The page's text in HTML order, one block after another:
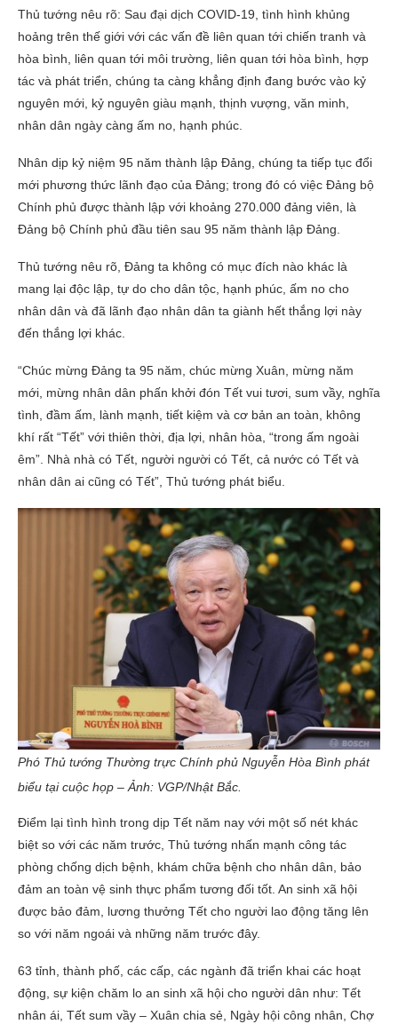
Thủ tướng nêu rõ: Sau đại dịch COVID-19, tình hình khủng
hoảng trên thế giới với các vấn đề liên quan tới chiến tranh và
hòa bình, liên quan tới môi trường, liên quan tới hòa bình, hợp
tác và phát triển, chúng ta càng khẳng định đang bước vào kỷ
nguyên mới, kỷ nguyên giàu mạnh, thịnh vượng, văn minh,
nhân dân ngày càng ấm no, hạnh phúc.
Nhân dịp kỷ niệm 95 năm thành lập Đảng, chúng ta tiếp tục đổi
mới phương thức lãnh đạo của Đảng; trong đó có việc Đảng bộ
Chính phủ được thành lập với khoảng 270.000 đảng viên, là
Đảng bộ Chính phủ đầu tiên sau 95 năm thành lập Đảng.
Thủ tướng nêu rõ, Đảng ta không có mục đích nào khác là
mang lại độc lập, tự do cho dân tộc, hạnh phúc, ấm no cho
nhân dân và đã lãnh đạo nhân dân ta giành hết thắng lợi này
đến thắng lợi khác.
“Chúc mừng Đảng ta 95 năm, chúc mừng Xuân, mừng năm
mới, mừng nhân dân phấn khởi đón Tết vui tươi, sum vầy, nghĩa
tình, đầm ấm, lành mạnh, tiết kiệm và cơ bản an toàn, không
khí rất “Tết” với thiên thời, địa lợi, nhân hòa, “trong ấm ngoài
êm”. Nhà nhà có Tết, người người có Tết, cả nước có Tết và
nhân dân ai cũng có Tết”, Thủ tướng phát biểu.
Phó Thủ tướng Thường trực Chính phủ Nguyễn Hòa Bình phát
biểu tại cuộc họp – Ảnh: VGP/Nhật Bắc.
Điểm lại tình hình trong dịp Tết năm nay với một số nét khác
biệt so với các năm trước, Thủ tướng nhấn mạnh công tác
phòng chống dịch bệnh, khám chữa bệnh cho nhân dân, bảo
đảm an toàn vệ sinh thực phẩm tương đối tốt. An sinh xã hội
được bảo đảm, lương thưởng Tết cho người lao động tăng lên
so với năm ngoái và những năm trước đây.
63 tỉnh, thành phố, các cấp, các ngành đã triển khai các hoạt
động, sự kiện chăm lo an sinh xã hội cho người dân như: Tết
nhân ái, Tết sum vầy – Xuân chia sẻ, Ngày hội công nhân, Chợ